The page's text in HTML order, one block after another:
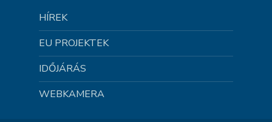
HÍREK
EU PROJEKTEK
IDŐJÁRÁS
WEBKAMERA